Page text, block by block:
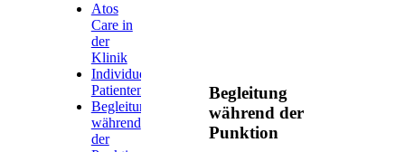
Atos
Care in
der
Klinik
Individuelle
Patientenbetreuung
Begleitung
während
der
Begleitung
während der
Punktion